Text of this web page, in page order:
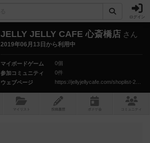
ログイン
JELLY JELLY CAFE 心斎橋店 さん
2019年06月13日から利用中
マイボードゲーム
0個
参加コミュニティ
0件
ウェブページ
マイリスト 投稿履歴 ボ ドゲ コミュニティ